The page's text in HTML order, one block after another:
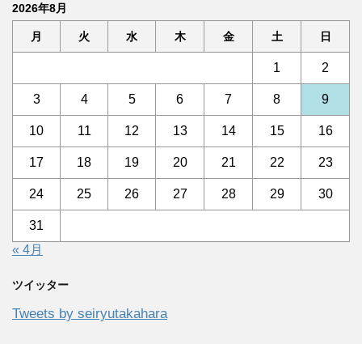
2026年8月
月 火 水 木 金 土 日
1 2
3 4 5 6 7 8 9
10 11 12 13 14 15 16
17 18 19 20 21 22 23
24 25 26 27 28 29 30
31
« 4月
ツイッター
Tweets by seiryutakahara